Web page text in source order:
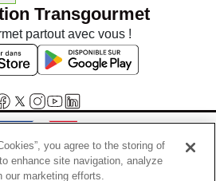
Transgourmet
partout avec vous !
alcooliques aux mineurs de
you agree to the storing of
enhance site navigation, analyze
our marketing efforts.